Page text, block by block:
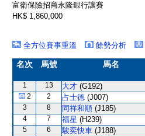
富衛保險招商永隆銀行讓賽
HK$ 1,860,000
全方位賽事重溫
餘勢分析
名次 馬號 馬名
1 13 大才 (G192)
2 2 占士德 (J007)
3 8 同祥和順 (J185)
4 7 福星 (H239)
5 6 駿奕快車 (J188)